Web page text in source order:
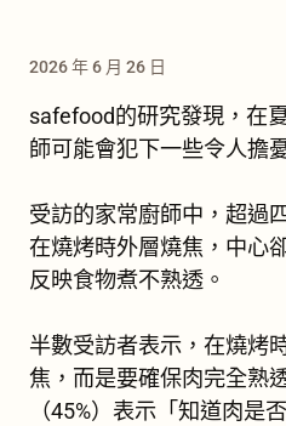
2026 年 6 月 26 日
safefood的研究發現，在
師可能會犯下一些令人擔
受訪的家常廚師中，超過
在燒烤時外層燒焦，中心
反映食物煮不熟透。
半數受訪者表示，在燒烤
焦，而是要確保肉完全熟
（45%）表示「知道肉是